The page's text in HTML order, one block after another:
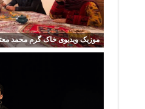
موزیک ویدیوی خاک گرم محمد معتمدی